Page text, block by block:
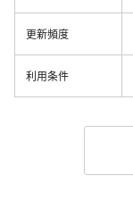
更新頻度
利用条件